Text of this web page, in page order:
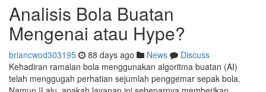
Analisis Bola Buatan
Mengenai atau Hype?
briancwod303195 88 days ago News
Discuss
Kehadiran ramalan bola menggunakan algoritma buatan (AI)
telah menggugah perhatian sejumlah penggemar sepak bola.